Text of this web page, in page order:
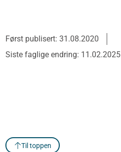
Først publisert: 31.08.2020
Siste faglige endring: 11.02.2025
Til toppen